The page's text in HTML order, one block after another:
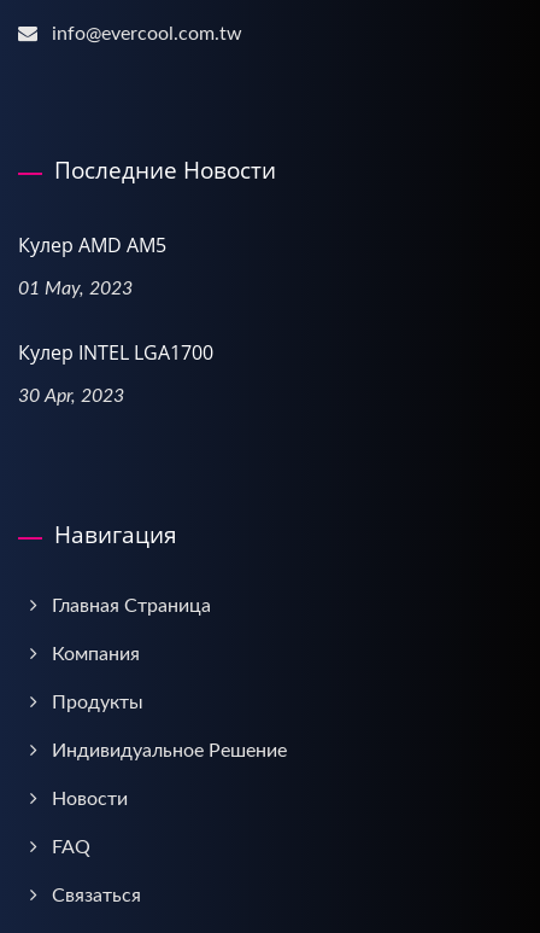
info@evercool.com.tw
Последние Новости
Кулер AMD AM5
01 May, 2023
Кулер INTEL LGA1700
30 Apr, 2023
Навигация
Главная Страница
Компания
Продукты
Индивидуальное Решение
Новости
FAQ
Связаться